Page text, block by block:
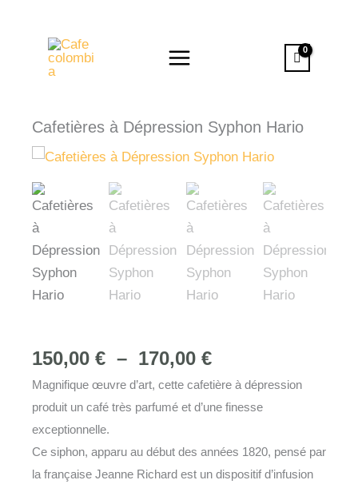
Cafetières à Dépression Syphon Hario
150,00 € – 170,00 €Plage
de
prix :
à
170,00 €
Magnifique œuvre d’art, cette cafetière à dépression
produit un café très parfumé et d’une finesse
exceptionnelle.
Ce siphon, apparu au début des années 1820, pensé par
la française Jeanne Richard est un dispositif d’infusion